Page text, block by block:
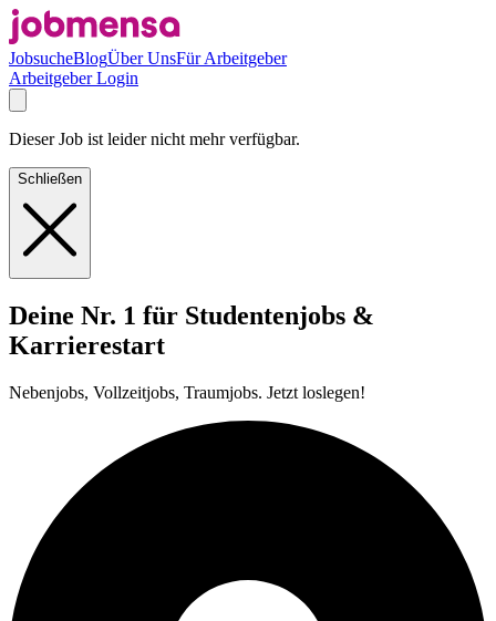
JobsucheBlogÜber UnsFür Arbeitgeber
Arbeitgeber Login
Dieser Job ist leider nicht mehr verfügbar.
Schließen
Deine Nr. 1 für Studentenjobs &
Karrierestart
Nebenjobs, Vollzeitjobs, Traumjobs. Jetzt loslegen!